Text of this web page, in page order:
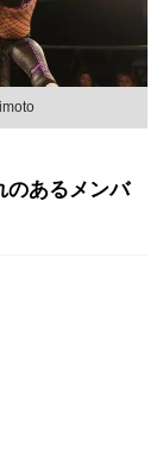
のあるメンバ